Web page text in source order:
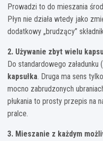
Prowadzi to do mieszania
Płyn nie działa wtedy jako
dodatkowy „brudzący”
2. Używanie zbyt wielu
Do standardowego
kapsułka. Druga ma sens
mocno zabrudzonych
płukania to prosty przepis na
pralce.
3. Mieszanie z każdym